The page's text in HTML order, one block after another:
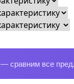
— сравним все